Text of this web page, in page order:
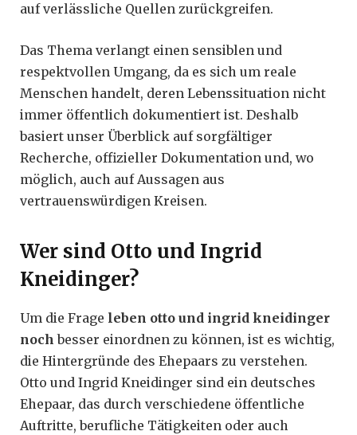
auf verlässliche Quellen zurückgreifen.
Das Thema verlangt einen sensiblen und
respektvollen Umgang, da es sich um reale
Menschen handelt, deren Lebenssituation nicht
immer öffentlich dokumentiert ist. Deshalb
basiert unser Überblick auf sorgfältiger
Recherche, offizieller Dokumentation und, wo
möglich, auch auf Aussagen aus
vertrauenswürdigen Kreisen.
Wer sind Otto und Ingrid
Kneidinger?
Um die Frage leben otto und ingrid kneidinger
noch besser einordnen zu können, ist es wichtig,
die Hintergründe des Ehepaars zu verstehen.
Otto und Ingrid Kneidinger sind ein deutsches
Ehepaar, das durch verschiedene öffentliche
Auftritte, berufliche Tätigkeiten oder auch